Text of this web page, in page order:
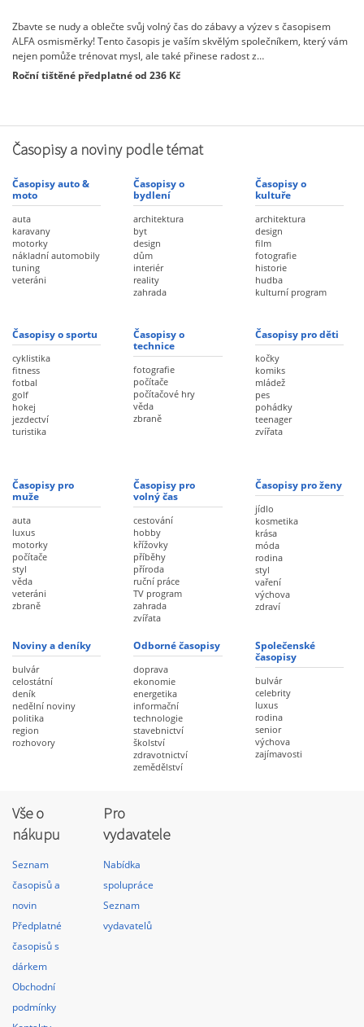
Zbavte se nudy a oblečte svůj volný čas do zábavy a výzev s časopisem
ALFA osmisměrky! Tento časopis je vaším skvělým společníkem, který vám
nejen pomůže trénovat mysl, ale také přinese radost z…
Roční tištěné předplatné od 236 Kč
Časopisy a noviny podle témat
Časopisy auto &
moto
auta
karavany
motorky
nákladní automobily
tuning
veteráni
Časopisy o
bydlení
architektura
byt
design
dům
interiér
reality
zahrada
Časopisy o
kultuře
architektura
design
film
fotografie
historie
hudba
kulturní program
Časopisy o sportu
cyklistika
fitness
fotbal
golf
hokej
jezdectví
turistika
Časopisy o
technice
fotografie
počítače
počítačové hry
věda
zbraně
Časopisy pro děti
kočky
komiks
mládež
pes
pohádky
teenager
zvířata
Časopisy pro
muže
auta
luxus
motorky
počítače
styl
věda
veteráni
zbraně
Časopisy pro
volný čas
cestování
hobby
křížovky
příběhy
příroda
ruční práce
TV program
zahrada
zvířata
Časopisy pro ženy
jídlo
kosmetika
krása
móda
rodina
styl
vaření
výchova
zdraví
Noviny a deníky
bulvár
celostátní
deník
nedělní noviny
politika
region
rozhovory
Odborné časopisy
doprava
ekonomie
energetika
informační
technologie
stavebnictví
školství
zdravotnictví
zemědělství
Společenské
časopisy
bulvár
celebrity
luxus
rodina
senior
výchova
zajímavosti
Vše o
nákupu
Seznam
časopisů a
novin
Předplatné
časopisů s
dárkem
Obchodní
podmínky
Pro
vydavatele
Nabídka
spolupráce
Seznam
vydavatelů